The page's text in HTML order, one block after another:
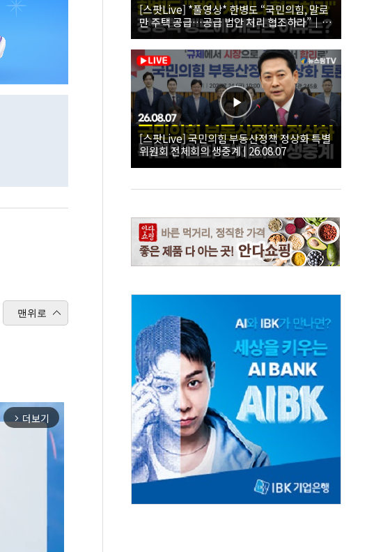
맨위로
arrow_forward_ios 더보기
[스팟Live] *풀영상* 한병도 “국민의힘, 말로
만 주택 공급…공급 법안 처리 협조하라”｜
26.08.07 더불어민주당 원내대책회의
[스팟Live] 국민의힘 부동산정책 정상화 특별
위원회 전체회의 생중계 | 26.08.07